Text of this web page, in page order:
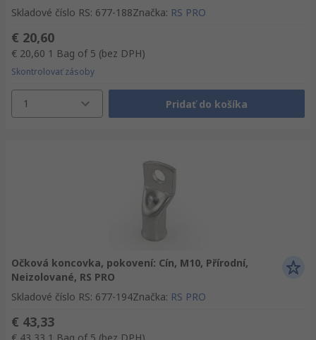
Skladové číslo RS: 677-188Značka: RS PRO
€ 20,60
€ 20,60 1 Bag of 5 (bez DPH)
Skontrolovať zásoby
1 Pridať do košíka
Očková koncovka, pokovení: Cín, M10, Přírodní,
Neizolované, RS PRO
Skladové číslo RS: 677-194Značka: RS PRO
€ 43,33